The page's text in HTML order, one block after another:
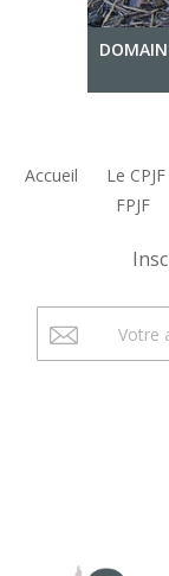
Accueil Le CPJF
FPJF